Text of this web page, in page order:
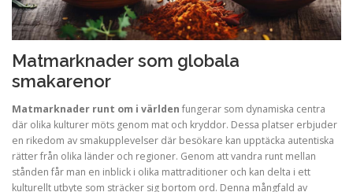
Matmarknader som globala
smakarenor
Matmarknader runt om i världen fungerar som dynamiska centra
där olika kulturer möts genom mat och kryddor. Dessa platser erbjuder
en rikedom av smakupplevelser där besökare kan upptäcka autentiska
rätter från olika länder och regioner. Genom att vandra runt mellan
stånden får man en inblick i olika mattraditioner och kan delta i ett
kulturellt utbyte som sträcker sig bortom ord. Denna mångfald av